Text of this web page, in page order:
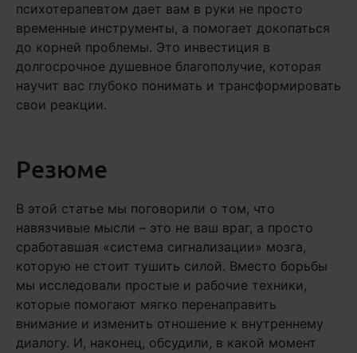
психотерапевтом дает вам в руки не просто
временные инструменты, а помогает докопаться
до корней проблемы. Это инвестиция в
долгосрочное душевное благополучие, которая
научит вас глубоко понимать и трансформировать
свои реакции.
Резюме
В этой статье мы поговорили о том, что
навязчивые мысли – это не ваш враг, а просто
сработавшая «система сигнализации» мозга,
которую не стоит тушить силой. Вместо борьбы
мы исследовали простые и рабочие техники,
которые помогают мягко перенаправить
внимание и изменить отношение к внутреннему
диалогу. И, наконец, обсудили, в какой момент